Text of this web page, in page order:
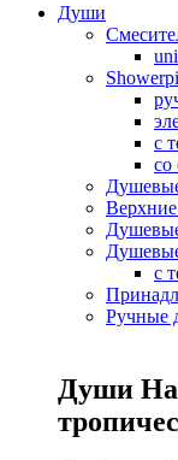
Души
с
со
с
Ручные
Души